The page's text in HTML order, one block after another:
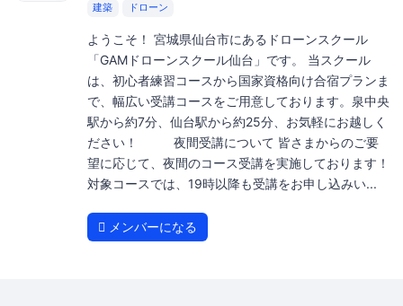
建築
ドローン
ようこそ！ 宮城県仙台市にあるドローンスクール
「GAMドローンスクール仙台」です。 当スクール
は、初心者練習コースから国家資格向け合宿プランま
で、幅広い受講コースをご用意しております。泉中央
駅から約7分、仙台駅から約25分、お気軽にお越しく
ださい！ 夜間受講について 皆さまからのご要
望に応じて、夜間のコース受講を実施しております！
対象コースでは、19時以降も受講をお申し込みい...
メンバーになる